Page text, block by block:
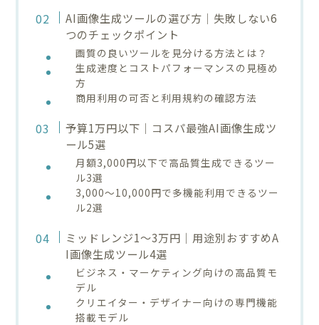
AI画像生成ツールの選び方｜失敗しない6
つのチェックポイント
画質の良いツールを見分ける方法とは？
生成速度とコストパフォーマンスの見極め
方
商用利用の可否と利用規約の確認方法
予算1万円以下｜コスパ最強AI画像生成ツ
ール5選
月額3,000円以下で高品質生成できるツー
ル3選
3,000～10,000円で多機能利用できるツー
ル2選
ミッドレンジ1～3万円｜用途別おすすめA
I画像生成ツール4選
ビジネス・マーケティング向けの高品質モ
デル
クリエイター・デザイナー向けの専門機能
搭載モデル